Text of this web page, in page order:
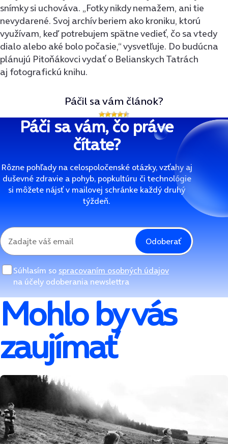
snímky si uchováva. „Fotky nikdy nemažem, ani tie
nevydarené. Svoj archív beriem ako kroniku, ktorú
využívam, keď potrebujem spätne vedieť, čo sa vtedy
dialo alebo aké bolo počasie,“ vysvetľuje. Do budúcna
plánujú Pitoňákovci vydať o Belianskych Tatrách
aj fotograﬁckú knihu.
Páčil sa vám článok?
Páči sa vám, čo práve
čítate?
Rôzne pohľady na celospoločenské otázky, vzťahy aj
duševné zdravie a pohyb, popkultúru či technológie
si môžete nájsť v mailovej schránke každý druhý
týždeň.
Odoberať
Súhlasím so spracovaním osobných údajov
na účely odoberania newslettra
Mohlo by vás
zaujímať